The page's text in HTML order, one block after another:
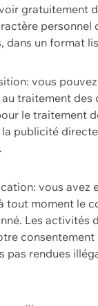
gratuitement
personnel
dans un format
vous
traitement des
le traitement
publicité directe
vous avez
tout moment le
Les activités
consentement
pas rendues